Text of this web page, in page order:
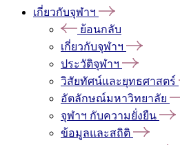
เกี่ยวกับจุฬาฯ
ย้อนกลับ
เกี่ยวกับจุฬาฯ
ประวัติจุฬาฯ
วิสัยทัศน์และยุทธศาสตร์
อัตลักษณ์มหาวิทยาลัย
จุฬาฯ กับความยั่งยืน
ข้อมูลและสถิติ